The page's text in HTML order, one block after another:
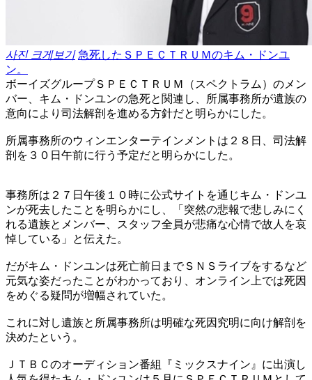
사진 크게보기 急死したＳＰＥＣＴＲＵＭのキム・ドンユ
ン。
ボーイズグループＳＰＥＣＴＲＵＭ（スペクトラム）のメン
バー、キム・ドンユンの急死と関連し、所属事務所が遺族の
意向により司法解剖を進める方針だと明らかにした。
所属事務所のウィンエンターテインメントは２８日、司法解
剖を３０日午前に行う予定だと明らかにした。
事務所は２７日午後１０時に公式サイトを通じキム・ドンユ
ンが死去したことを明らかにし、「突然の悲報で悲しみにく
れる遺族とメンバー、スタッフ全員が悲痛な心情で故人を哀
悼している」と伝えた。
だがキム・ドンユンは死亡前日までＳＮＳライブをするなど
元気な姿だったことがわかっており、オンライン上では死因
をめぐる疑問が増幅されていた。
これに対し遺族と所属事務所は明確な死因究明に向け解剖を
決めたという。
ＪＴＢＣのオーディション番組『ミックスナイン』に出演し